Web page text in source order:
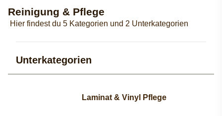
Reinigung & Pflege
Hier findest du 5 Kategorien und 2 Unterkategorien
Unterkategorien
Laminat & Vinyl Pflege